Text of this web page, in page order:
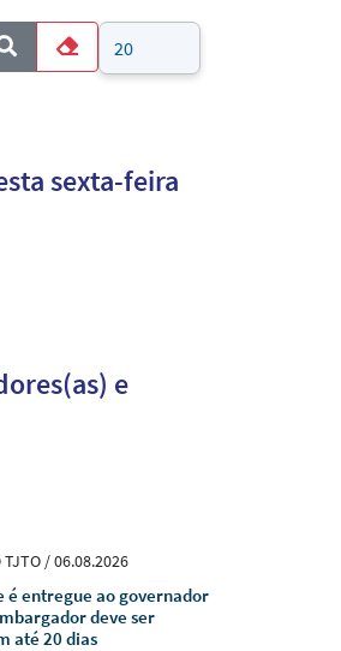
COM_CONTENT_FORM_FILTER_SUBMIT
Limpar
Mostrar #
sexta-feira
e
TJTO / 06.08.2026
é entregue ao governador
deve ser
até 20 dias